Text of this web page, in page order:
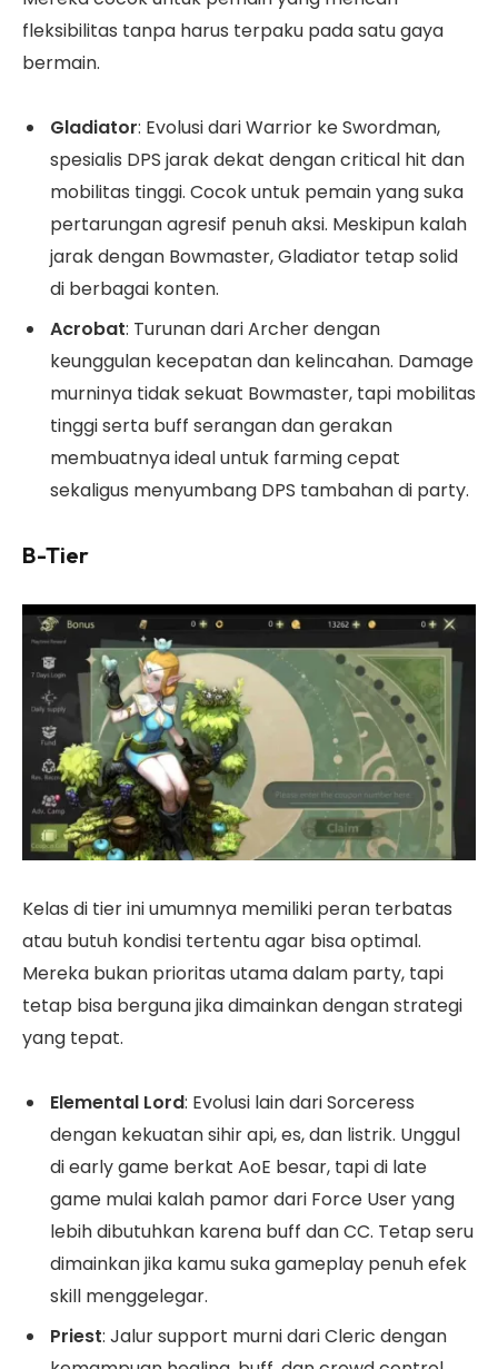
fleksibilitas tanpa harus terpaku pada satu gaya
bermain.
Gladiator: Evolusi dari Warrior ke Swordman,
spesialis DPS jarak dekat dengan critical hit dan
mobilitas tinggi. Cocok untuk pemain yang suka
pertarungan agresif penuh aksi. Meskipun kalah
jarak dengan Bowmaster, Gladiator tetap solid
di berbagai konten.
Acrobat: Turunan dari Archer dengan
keunggulan kecepatan dan kelincahan. Damage
murninya tidak sekuat Bowmaster, tapi mobilitas
tinggi serta buff serangan dan gerakan
membuatnya ideal untuk farming cepat
sekaligus menyumbang DPS tambahan di party.
B-Tier
Kelas di tier ini umumnya memiliki peran terbatas
atau butuh kondisi tertentu agar bisa optimal.
Mereka bukan prioritas utama dalam party, tapi
tetap bisa berguna jika dimainkan dengan strategi
yang tepat.
Elemental Lord: Evolusi lain dari Sorceress
dengan kekuatan sihir api, es, dan listrik. Unggul
di early game berkat AoE besar, tapi di late
game mulai kalah pamor dari Force User yang
lebih dibutuhkan karena buff dan CC. Tetap seru
dimainkan jika kamu suka gameplay penuh efek
skill menggelegar.
Priest: Jalur support murni dari Cleric dengan